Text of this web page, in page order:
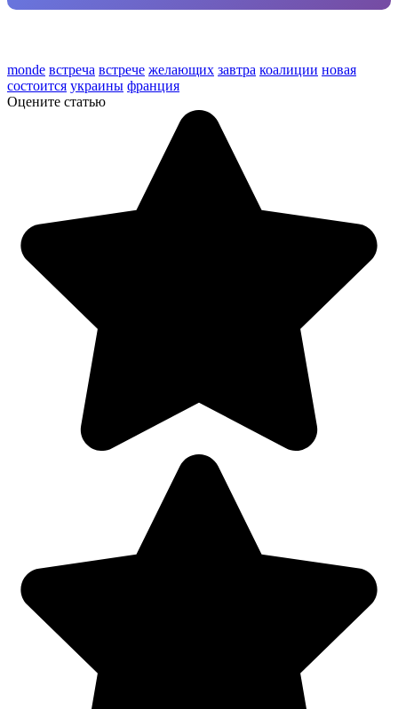
monde встреча встрече желающих завтра коалиции новая
состоится украины франция
Оцените статью